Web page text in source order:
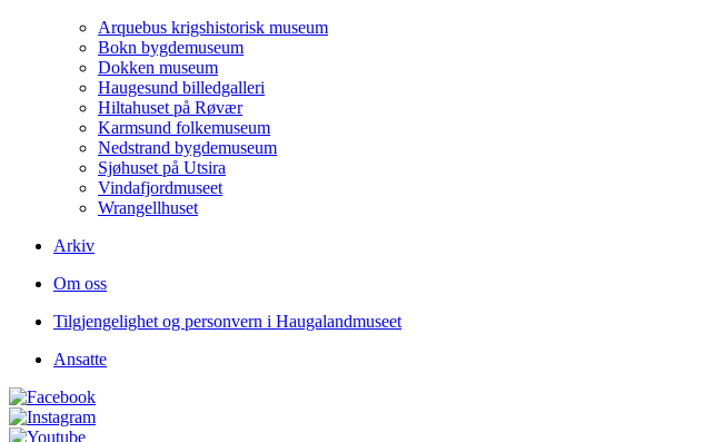
Arquebus krigshistorisk museum
Bokn bygdemuseum
Dokken museum
Haugesund billedgalleri
Hiltahuset på Røvær
Karmsund folkemuseum
Nedstrand bygdemuseum
Sjøhuset på Utsira
Vindafjordmuseet
Wrangellhuset
Arkiv
Om oss
Tilgjengelighet og personvern i Haugalandmuseet
Ansatte